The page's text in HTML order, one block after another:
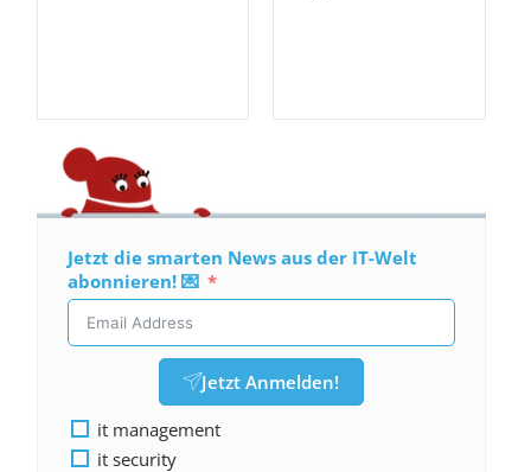
Jetzt die smarten News aus der IT-Welt
abonnieren! 💌
Jetzt Anmelden!
it management
it security